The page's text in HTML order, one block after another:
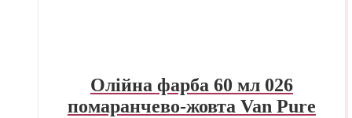
Олійна фарба 60 мл 026
помаранчево-жовта Van Pure